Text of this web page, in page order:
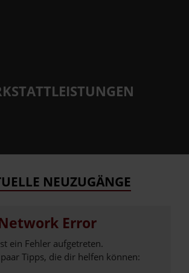
NEUZUGÄNGE
Error
ein Fehler aufgetreten.
Tipps, die dir helfen können: